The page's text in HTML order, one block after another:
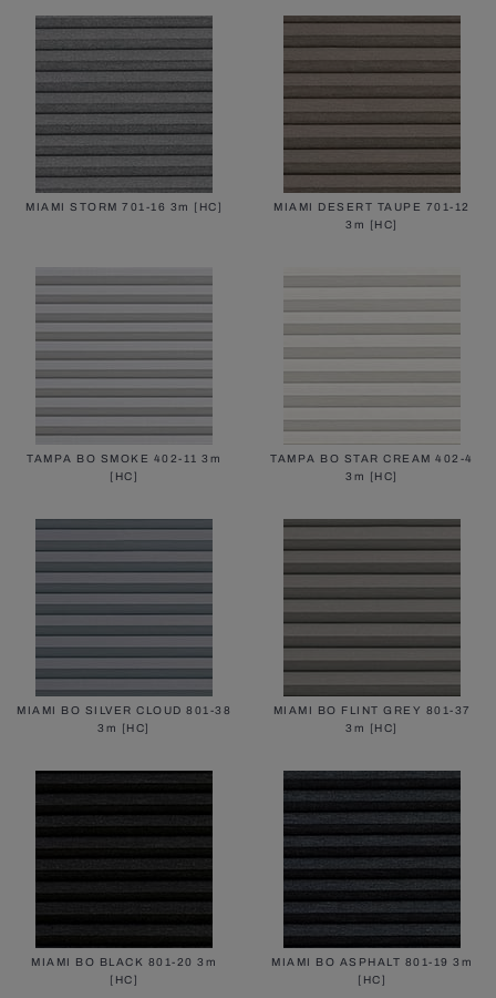
MIAMI STORM 701-16 3m [HC]
MIAMI DESERT TAUPE 701-12
3m [HC]
TAMPA BO SMOKE 402-11 3m
[HC]
TAMPA BO STAR CREAM 402-4
3m [HC]
MIAMI BO SILVER CLOUD 801-38
3m [HC]
MIAMI BO FLINT GREY 801-37
3m [HC]
MIAMI BO BLACK 801-20 3m
[HC]
MIAMI BO ASPHALT 801-19 3m
[HC]